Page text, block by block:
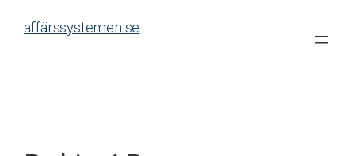
affärssystemen.se